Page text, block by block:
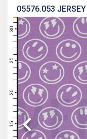
05576.053
15
16
17
18
21
22
25
26
29
31